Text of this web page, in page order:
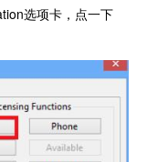
选项卡，点一下